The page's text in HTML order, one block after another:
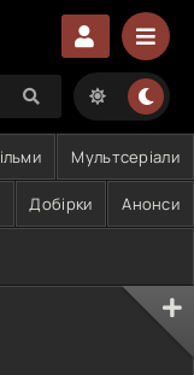
Мультсеріали
Добірки Анонси